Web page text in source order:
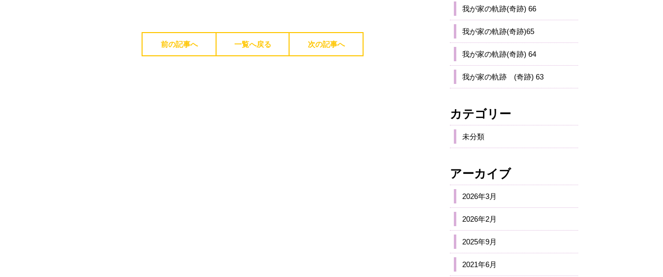
前の記事へ 一覧へ戻る 次の記事へ
我が家の軌跡(奇跡) 66
我が家の軌跡(奇跡)65
我が家の軌跡(奇跡) 64
我が家の軌跡 (奇跡) 63
カテゴリー
未分類
アーカイブ
2026年3月
2026年2月
2025年9月
2021年6月